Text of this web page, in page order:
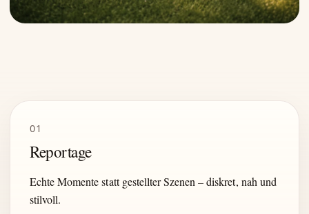
01
Reportage
Echte Momente statt gestellter Szenen – diskret, nah und
stilvoll.